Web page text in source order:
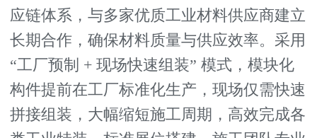
应链体系，与多家优质工业材料供应商建立
长期合作，确保材料质量与供应效率。采用
“工厂预制 + 现场快速组装” 模式，模块化
构件提前在工厂标准化生产，现场仅需快速
拼接组装，大幅缩短施工周期，高效完成各